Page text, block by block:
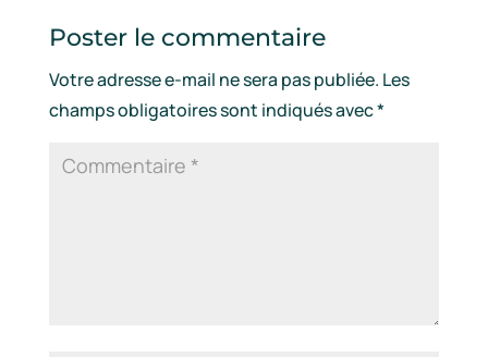
Poster le commentaire
Votre adresse e-mail ne sera pas publiée. Les
champs obligatoires sont indiqués avec*